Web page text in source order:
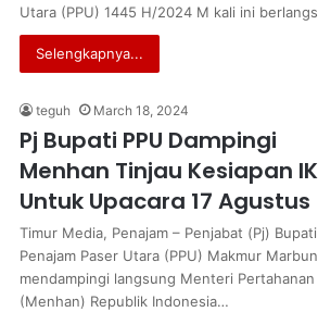
Utara (PPU) 1445 H/2024 M kali ini
Selengkapnya...
teguh March 18, 2024
Pj Bupati PPU Dampingi
Menhan Tinjau Kesiapan
Untuk Upacara 17 Agustus
Timur Media, Penajam – Penjabat (Pj) Bupati
Penajam Paser Utara (PPU) Makmur Marbun
mendampingi langsung Menteri Pertahanan
(Menhan) Republik Indonesia…